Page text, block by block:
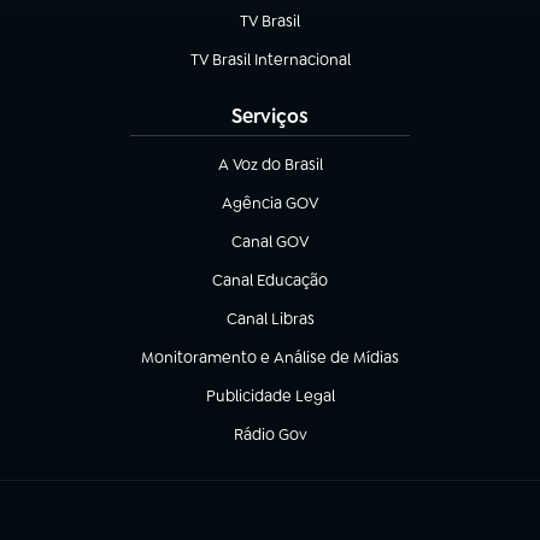
TV Brasil
(abre em nova aba)
TV Brasil Internacional
(abre em nova aba)
Serviços
A Voz do Brasil
(abre em nova aba)
Agência GOV
(abre em nova aba)
Canal GOV
(abre em nova aba)
Canal Educação
(abre em nova aba)
Canal Libras
(abre em nova aba)
Monitoramento e Análise de Mídias
(abre em nova aba)
Publicidade Legal
(abre em nova aba)
Rádio Gov
(abre em nova aba)